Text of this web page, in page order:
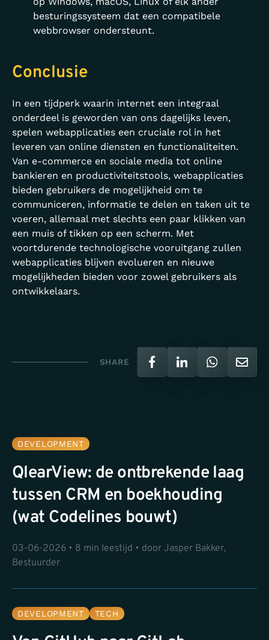
besturingssysteem dat een compatibele
webbrowser ondersteunt.
Conclusie
In een tijdperk waarin internet een integraal
onderdeel is geworden van ons dagelijks leven,
spelen webapplicaties een cruciale rol in het
leveren van online diensten en functionaliteiten.
Van e-commerce en sociale media tot online
bankieren en productiviteitstools, webapplicaties
bieden gebruikers de mogelijkheid om te
communiceren, informatie te delen en taken uit te
voeren, allemaal met slechts een paar klikken van
een muis of tikken op een scherm. Met
voortdurende technologische vooruitgang zullen
webapplicaties blijven evolueren en nieuwe
mogelijkheden bieden voor zowel gebruikers als
ontwikkelaars.
SHARE
DEVELOPMENT
QlearView: de ontbrekende laag
tussen CRM en boekhouding
(wat Codelines bouwt)
03-06-2026 • 8 min leestijd • door Jasper Bakker,
Bestuurder
DEVELOPMENT TECH